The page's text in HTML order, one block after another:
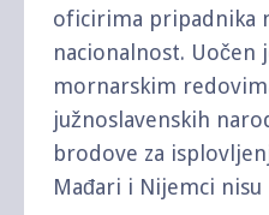
oficirima pripadnika
nacionalnost. Uočen
mornarskim
južnoslavenskih
brodove za
Mađari i Nijemci